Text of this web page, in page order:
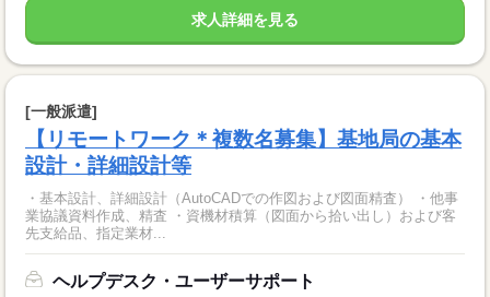
求人詳細を見る
[一般派遣]
【リモートワーク＊複数名募集】基地局の基本
設計・詳細設計等
・基本設計、詳細設計（AutoCADでの作図および図面精査） ・他事
業協議資料作成、精査 ・資機材積算（図面から拾い出し）および客
先支給品、指定業材...
ヘルプデスク・ユーザーサポート